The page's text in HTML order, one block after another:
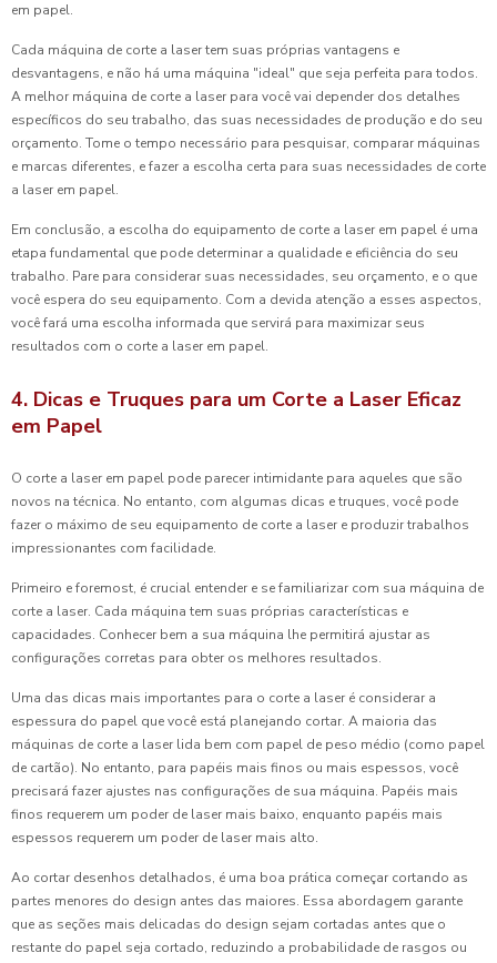
em papel.
Cada máquina de corte a laser tem suas próprias vantagens e
desvantagens, e não há uma máquina "ideal" que seja perfeita para todos.
A melhor máquina de corte a laser para você vai depender dos detalhes
específicos do seu trabalho, das suas necessidades de produção e do seu
orçamento. Tome o tempo necessário para pesquisar, comparar máquinas
e marcas diferentes, e fazer a escolha certa para suas necessidades de corte
a laser em papel.
Em conclusão, a escolha do equipamento de corte a laser em papel é uma
etapa fundamental que pode determinar a qualidade e eficiência do seu
trabalho. Pare para considerar suas necessidades, seu orçamento, e o que
você espera do seu equipamento. Com a devida atenção a esses aspectos,
você fará uma escolha informada que servirá para maximizar seus
resultados com o corte a laser em papel.
4. Dicas e Truques para um Corte a Laser Eficaz
em Papel
O corte a laser em papel pode parecer intimidante para aqueles que são
novos na técnica. No entanto, com algumas dicas e truques, você pode
fazer o máximo de seu equipamento de corte a laser e produzir trabalhos
impressionantes com facilidade.
Primeiro e foremost, é crucial entender e se familiarizar com sua máquina de
corte a laser. Cada máquina tem suas próprias características e
capacidades. Conhecer bem a sua máquina lhe permitirá ajustar as
configurações corretas para obter os melhores resultados.
Uma das dicas mais importantes para o corte a laser é considerar a
espessura do papel que você está planejando cortar. A maioria das
máquinas de corte a laser lida bem com papel de peso médio (como papel
de cartão). No entanto, para papéis mais finos ou mais espessos, você
precisará fazer ajustes nas configurações de sua máquina. Papéis mais
finos requerem um poder de laser mais baixo, enquanto papéis mais
espessos requerem um poder de laser mais alto.
Ao cortar desenhos detalhados, é uma boa prática começar cortando as
partes menores do design antes das maiores. Essa abordagem garante
que as seções mais delicadas do design sejam cortadas antes que o
restante do papel seja cortado, reduzindo a probabilidade de rasgos ou